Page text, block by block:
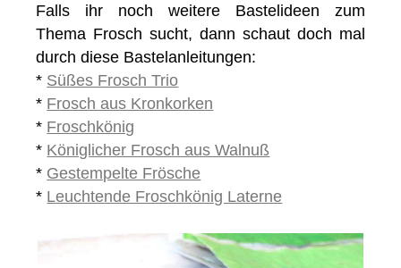
Falls ihr noch weitere Bastelideen zum
Thema Frosch sucht, dann schaut doch mal
durch diese Bastelanleitungen:
* Süßes Frosch Trio
* Frosch aus Kronkorken
* Froschkönig
* Königlicher Frosch aus Walnuß
* Gestempelte Frösche
* Leuchtende Froschkönig Laterne